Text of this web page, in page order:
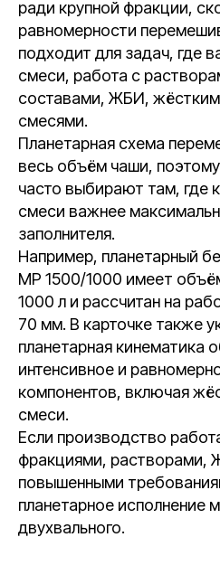
ради крупной фракции,
равномерности
подходит для задач, где
смеси, работа с
составами, ЖБИ,
смесями.
Планетарная схема
весь объём чаши,
часто выбирают там, где
смеси важнее
заполнителя.
Например, планетарный
MP 1500/1000 имеет
1000 л и рассчитан на
70 мм. В карточке также
планетарная кинематика
интенсивное и
компонентов, включая
смеси.
Если производство
фракциями, растворами,
повышенными
планетарное исполнение
двухвального.